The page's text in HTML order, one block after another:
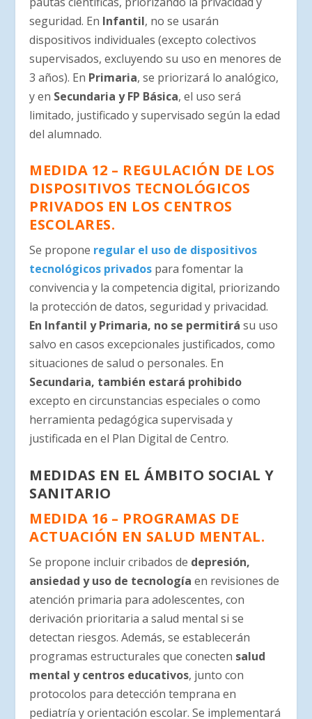
seguridad. En Infantil, no se usarán
dispositivos individuales (excepto colectivos
supervisados, excluyendo su uso en menores de
3 años). En Primaria, se priorizará lo analógico,
y en Secundaria y FP Básica, el uso será
limitado, justificado y supervisado según la edad
del alumnado.
MEDIDA 12 – REGULACIÓN DE LOS
DISPOSITIVOS TECNOLÓGICOS
PRIVADOS EN LOS CENTROS
ESCOLARES.
Se propone regular el uso de dispositivos
tecnológicos privados para fomentar la
convivencia y la competencia digital, priorizando
la protección de datos, seguridad y privacidad.
En Infantil y Primaria, no se permitirá su uso
salvo en casos excepcionales justificados, como
situaciones de salud o personales. En
Secundaria, también estará prohibido
excepto en circunstancias especiales o como
herramienta pedagógica supervisada y
justificada en el Plan Digital de Centro.
MEDIDAS EN EL ÁMBITO SOCIAL Y
SANITARIO
MEDIDA 16 – PROGRAMAS DE
ACTUACIÓN EN SALUD MENTAL.
Se propone incluir cribados de depresión,
ansiedad y uso de tecnología en revisiones de
atención primaria para adolescentes, con
derivación prioritaria a salud mental si se
detectan riesgos. Además, se establecerán
programas estructurales que conecten salud
mental y centros educativos, junto con
protocolos para detección temprana en
pediatría y orientación escolar. Se implementará